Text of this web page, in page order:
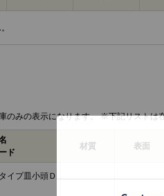
のみの表示になります。 ※下記リストは
ド
材質 表面
イプ皿小頭Ｄ